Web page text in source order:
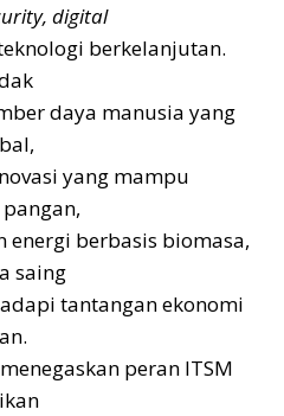
digital
berkelanjutan.
daya manusia yang
yang mampu
berbasis biomasa,
saing
tantangan ekonomi
peran ITSM